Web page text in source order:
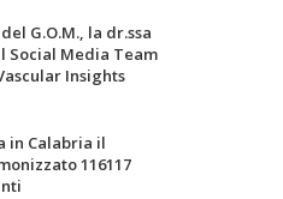
G.O.M., la dr.ssa
Social Media Team
Insights
in Calabria il
116117